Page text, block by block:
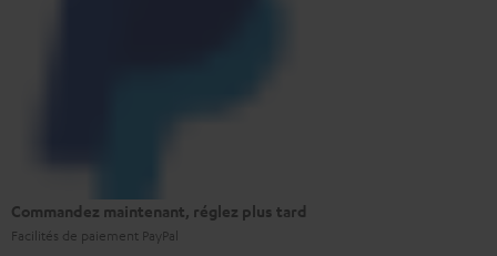
Commandez maintenant, réglez plus tard
Facilités de paiement PayPal